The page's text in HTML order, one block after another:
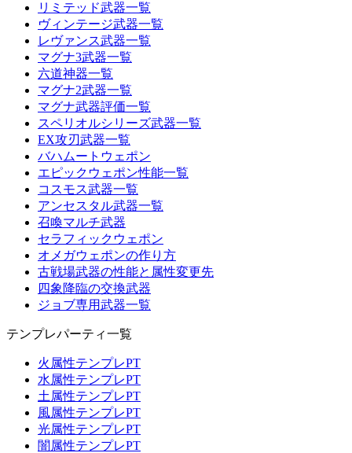
リミテッド武器一覧
ヴィンテージ武器一覧
レヴァンス武器一覧
マグナ3武器一覧
六道神器一覧
マグナ2武器一覧
マグナ武器評価一覧
スペリオルシリーズ武器一覧
EX攻刃武器一覧
バハムートウェポン
エピックウェポン性能一覧
コスモス武器一覧
アンセスタル武器一覧
召喚マルチ武器
セラフィックウェポン
オメガウェポンの作り方
古戦場武器の性能と属性変更先
四象降臨の交換武器
ジョブ専用武器一覧
テンプレパーティ一覧
火属性テンプレPT
水属性テンプレPT
土属性テンプレPT
風属性テンプレPT
光属性テンプレPT
闇属性テンプレPT